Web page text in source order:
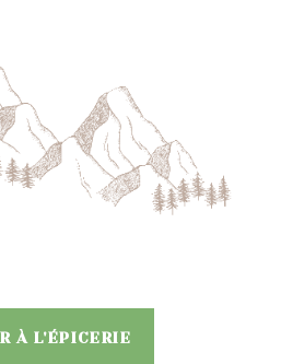
À L'ÉPICERIE